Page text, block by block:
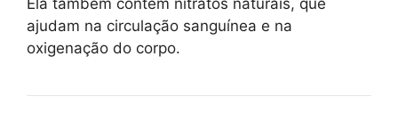
ajudam na circulação sanguínea e na
oxigenação do corpo.